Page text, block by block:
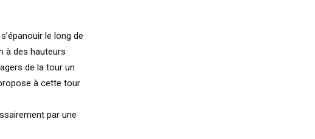
le long de
à des hauteurs
de la tour un
à cette tour
par une